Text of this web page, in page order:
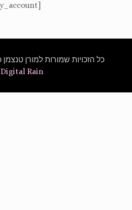
[woocommerce_my_account]
כל הזכויות שמורות למורן טנצמן 2020. קידום האתר:
Digital Rain